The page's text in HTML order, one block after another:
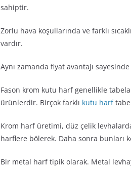
sahiptir.
Zorlu hava koşullarında ve farklı
vardır.
Aynı zamanda fiyat avantajı
Fason krom kutu harf genellikle
ürünlerdir. Birçok farklı kutu harf
Krom harf üretimi, düz çelik
harflere bölerek. Daha sonra bunları
Bir metal harf tipik olarak. Metal